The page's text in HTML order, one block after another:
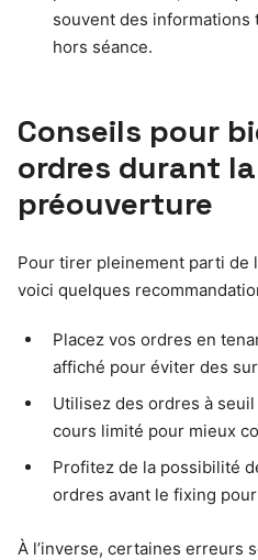
souvent des informations
hors séance.
Conseils pour
ordres durant
préouverture
Pour tirer pleinement parti de
voici quelques
Placez vos ordres en
affiché pour éviter des
Utilisez des ordres à
cours limité pour mieux
Profitez de la possibilité
ordres avant le fixing
À l’inverse, certaines erreurs